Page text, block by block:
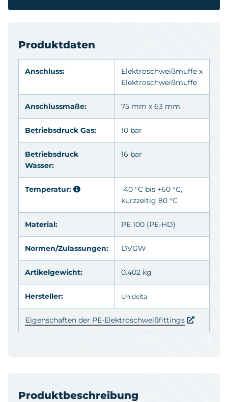
Produktbeschreibung
Produktdaten
Anschluss: Elektroschweißmuffe x
Elektroschweißmuffe
Anschlussmaße: 75 mm x 63 mm
Betriebsdruck Gas: 10 bar
Betriebsdruck
Wasser:
16 bar
Temperatur:
-40 °C bis +60 °C,
kurzzeitig 80 °C
Material: PE 100 (PE-HD)
Normen/Zulassungen: DVGW
Artikelgewicht: 0.402 kg
Hersteller: Unidelta
Eigenschaften der PE-Elektroschweißfittings